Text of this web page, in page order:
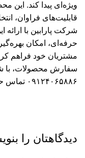
ویژه‌ای پیدا کند. این
قابلیت‌های فراوان،
شرکت پارابین با
حرفه‌ای، امکان
مشتریان خود فراهم
سفارش محصولات، با
۰۹۱۲۴۰۶۵۸۸۶ تماس
دیدگاهتان را